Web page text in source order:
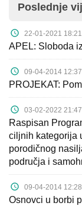
Poslednje
22-01-2021 18:21
APEL: Sloboda
09-04-2014 12:37
PROJEKAT:
03-02-2022 21:47
Raspisan
ciljnih kategorija
porodičnog
područja i
09-04-2014 12:28
Osnovci u borbi